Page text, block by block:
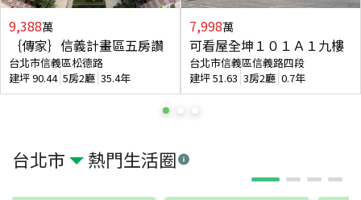
台北市 熱門生活圈
9,388萬
｛傳家｝信義計畫區五房讚
台北市信義區松德路
建坪90.44 5房2廳 35.4年
7,998萬
可看屋全坤１０１Ａ１九樓
台北市信義區信義路四段
建坪51.63 3房2廳 0.7年